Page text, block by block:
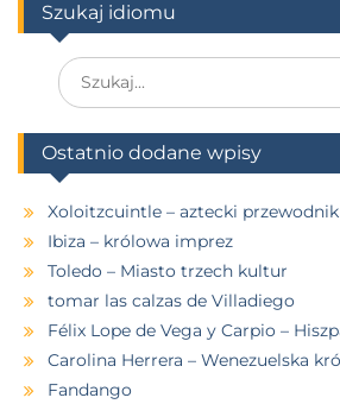
Szukaj idiomu
Ostatnio dodane wpisy
Xoloitzcuintle – aztecki
Ibiza – królowa imprez
Toledo – Miasto trzech kultur
tomar las calzas de Villadiego
Félix Lope de Vega y Carpio –
Carolina Herrera – Wenezuelska
Fandango